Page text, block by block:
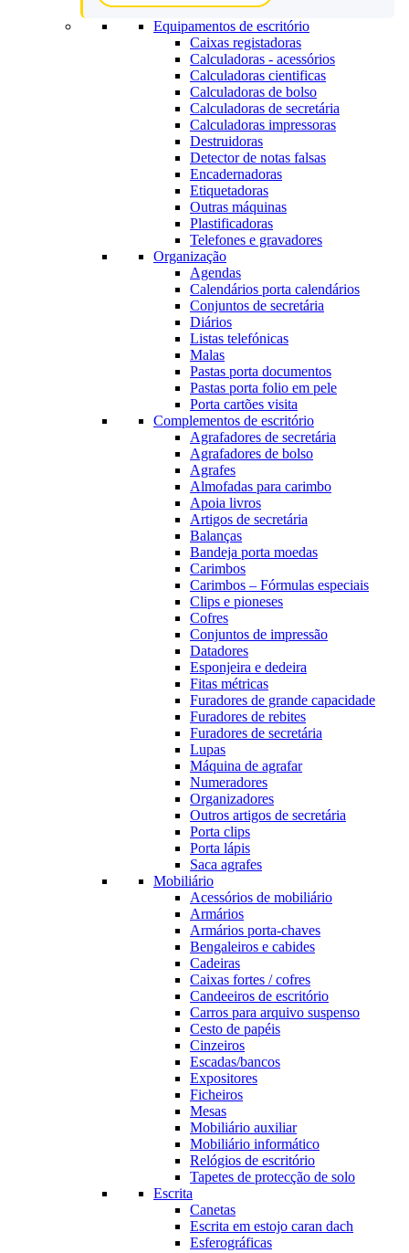
Equipamentos de escritório
Caixas registadoras
Calculadoras - acessórios
Calculadoras cientificas
Calculadoras de bolso
Calculadoras de secretária
Calculadoras impressoras
Destruidoras
Detector de notas falsas
Encadernadoras
Etiquetadoras
Outras máquinas
Plastificadoras
Telefones e gravadores
Organização
Agendas
Calendários porta calendários
Conjuntos de secretária
Diários
Listas telefónicas
Malas
Pastas porta documentos
Pastas porta folio em pele
Porta cartões visita
Complementos de escritório
Agrafadores de secretária
Agrafadores de bolso
Agrafes
Almofadas para carimbo
Apoia livros
Artigos de secretária
Balanças
Bandeja porta moedas
Carimbos
Carimbos – Fórmulas especiais
Clips e pioneses
Cofres
Conjuntos de impressão
Datadores
Esponjeira e dedeira
Fitas métricas
Furadores de grande capacidade
Furadores de rebites
Furadores de secretária
Lupas
Máquina de agrafar
Numeradores
Organizadores
Outros artigos de secretária
Porta clips
Porta lápis
Saca agrafes
Mobiliário
Acessórios de mobiliário
Armários
Armários porta-chaves
Bengaleiros e cabides
Cadeiras
Caixas fortes / cofres
Candeeiros de escritório
Carros para arquivo suspenso
Cesto de papéis
Cinzeiros
Escadas/bancos
Expositores
Ficheiros
Mesas
Mobiliário auxiliar
Mobiliário informático
Relógios de escritório
Tapetes de protecção de solo
Escrita
Canetas
Escrita em estojo caran dach
Esferográficas